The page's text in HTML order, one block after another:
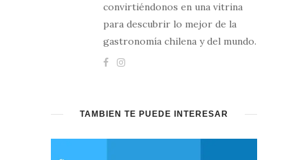
convirtiéndonos en una vitrina
para descubrir lo mejor de la
gastronomía chilena y del mundo.
TAMBIÉN TE PUEDE INTERESAR